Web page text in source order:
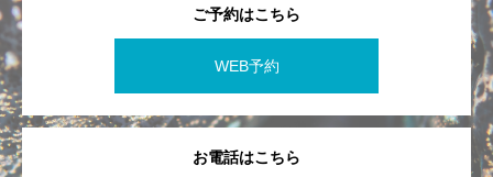
ご予約はこちら
WEB予約
お電話はこちら